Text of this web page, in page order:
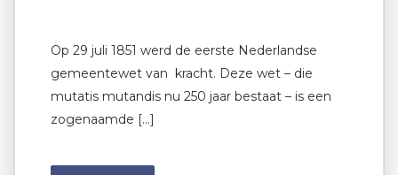
Op 29 juli 1851 werd de eerste Nederlandse
gemeentewet van kracht. Deze wet – die
mutatis mutandis nu 250 jaar bestaat – is een
zogenaamde […]